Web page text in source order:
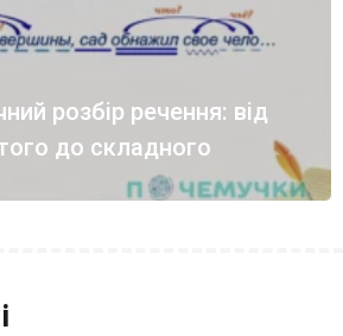
розбір речення: від
до складного